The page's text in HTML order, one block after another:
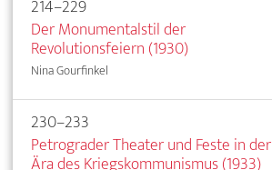
214–229
Der Monumentalstil der
Revolutionsfeiern (1930)
Nina Gourfinkel
230–233
Petrograder Theater und Feste in der
Ära des Kriegskommunismus (1933)